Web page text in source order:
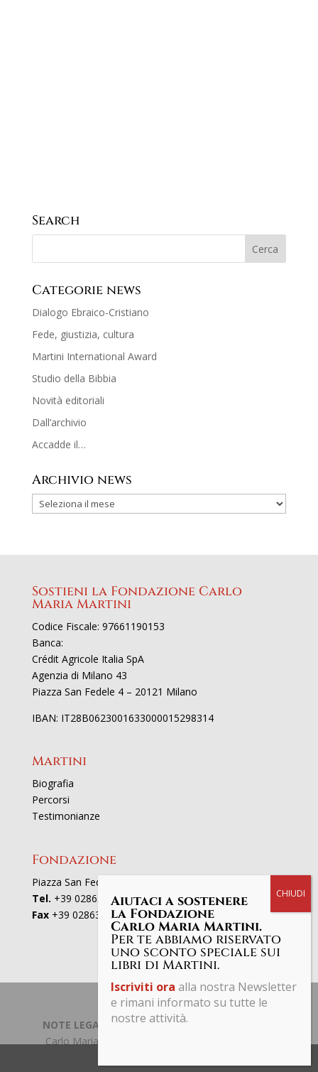
Search
Categorie news
Dialogo Ebraico-Cristiano
Fede, giustizia, cultura
Martini International Award
Studio della Bibbia
Novità editoriali
Dall’archivio
Accadde il…
Archivio news
Sostieni la Fondazione Carlo
Maria Martini
Codice Fiscale: 97661190153
Banca:
Crédit Agricole Italia SpA
Agenzia di Milano 43
Piazza San Fedele 4 – 20121 Milano
IBAN: IT28B0623001633000015298314
Martini
Biografia
Percorsi
Testimonianze
Fondazione
Piazza San Fedele 4, 20121 Milano
Tel. +39 02863521
Fax+39 0286352801
NOTE LEGALI | PRIVACY POLICY
Carlo Maria Martini C.F. 97661190153 Tutti i diritti
Aiutaci a sostenere
la Fondazione
Carlo Maria Martini.
Per te abbiamo riservato
uno sconto speciale sui
libri di Martini.
Iscriviti ora alla nostra Newsletter
e rimani informato su tutte le
nostre attività.